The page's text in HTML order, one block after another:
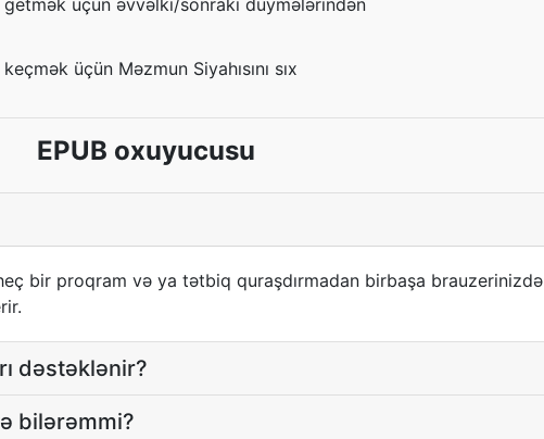
getmək üçün əvvəlki/sonraki düymələrindən
üçün Məzmun Siyahısını sıx
EPUB oxuyucusu
bir proqram və ya tətbiq quraşdırmadan birbaşa brauzerinizdə
dəstəklənir?
bilərəmmi?